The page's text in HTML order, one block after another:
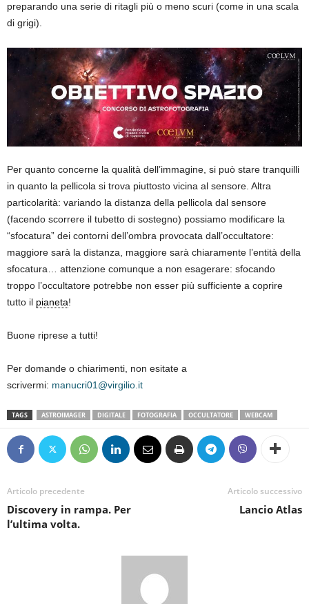
preparando una serie di ritagli più o meno scuri (come in una scala
di grigi).
Per quanto concerne la qualità dell’immagine, si può stare tranquilli
in quanto la pellicola si trova piuttosto vicina al sensore. Altra
particolarità: variando la distanza della pellicola dal sensore
(facendo scorrere il tubetto di sostegno) possiamo modificare la
“sfocatura” dei contorni dell’ombra provocata dall’occultatore:
maggiore sarà la distanza, maggiore sarà chiaramente l’entità della
sfocatura… attenzione comunque a non esagerare: sfocando
troppo l’occultatore potrebbe non esser più sufficiente a coprire
tutto il pianeta!
Buone riprese a tutti!
Per domande o chiarimenti, non esitate a
scrivermi: manucri01@virgilio.it
TAGS ASTROIMAGER DIGITALE FOTOGRAFIA OCCULTATORE WEBCAM
Articolo precedente
Discovery in rampa. Per
l’ultima volta.
Articolo successivo
Lancio Atlas